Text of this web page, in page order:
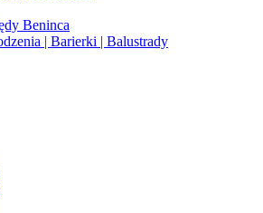
Beninca
| Barierki | Balustrady